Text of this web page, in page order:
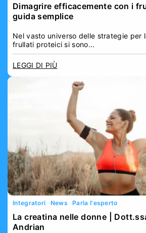
Dimagrire efficacemente con i
guida semplice
Nel vasto universo delle strategie per
frullati proteici si sono...
LEGGI DI PIÙ
Integratori News Parla l'esperto
La creatina nelle donne |
Andrian